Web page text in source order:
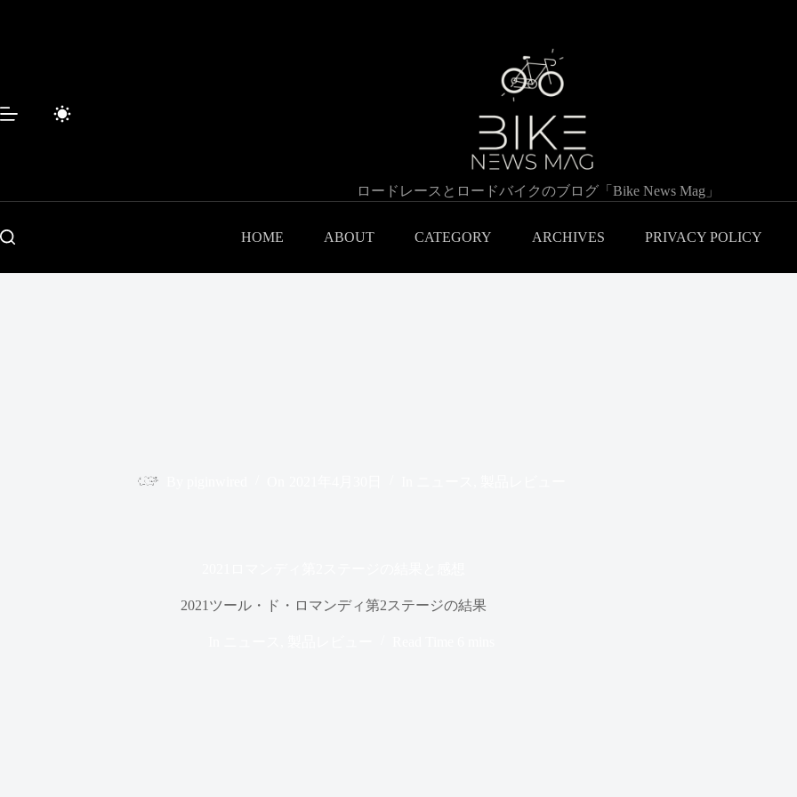
ス
ロードレースとロードバイクのブログ「Bike News Mag」
HOME ABOUT CATEGORY ARCHIVES PRIVACY POLICY
2021ツール・ド・ロマンディ第2ステージの結果